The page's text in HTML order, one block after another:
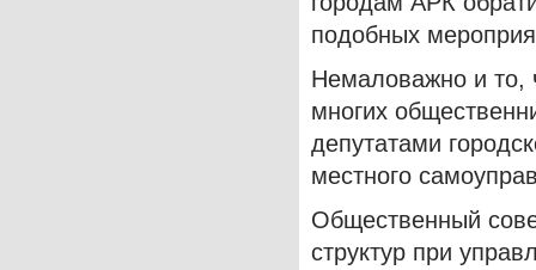
подобных
Немаловажно и то,
многих
депутатами
местного
Общественный
структур при